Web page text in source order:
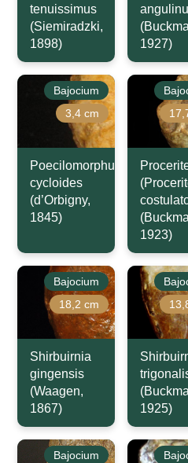
tenuissimus
(Siemiradzki,
1898)
1927)
Bajocium
3,4 cm
Poecilomorphus
cycloides
(d’Orbigny,
1845)
1923)
Bajocium
18,2 cm
Shirbuirnia
gingensis
(Waagen,
1867)
1925)
Bajocium